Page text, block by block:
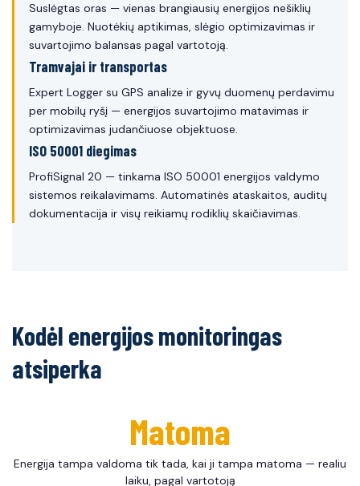
Suslėgtas oras — vienas brangiausių energijos nešiklių
gamyboje. Nuotėkių aptikimas, slėgio optimizavimas ir
suvartojimo balansas pagal vartotoją.
Tramvajai ir transportas
Expert Logger su GPS analize ir gyvų duomenų perdavimu
per mobilų ryšį — energijos suvartojimo matavimas ir
optimizavimas judančiuose objektuose.
ISO 50001 diegimas
ProfiSignal 20 — tinkama ISO 50001 energijos valdymo
sistemos reikalavimams. Automatinės ataskaitos, auditų
dokumentacija ir visų reikiamų rodiklių skaičiavimas.
Kodėl energijos monitoringas
atsiperka
Matoma
Energija tampa valdoma tik tada, kai ji tampa matoma — realiu
laiku, pagal vartotoją